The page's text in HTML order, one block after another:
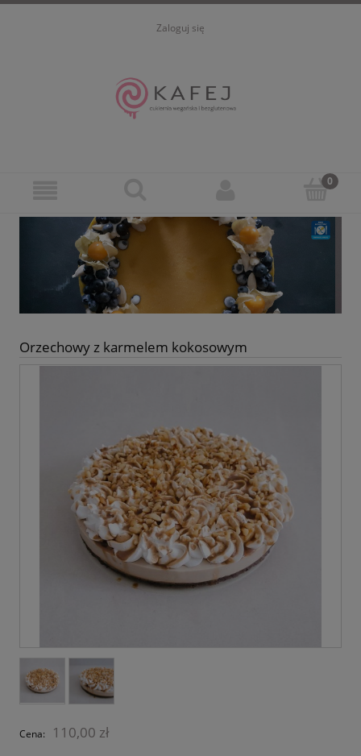
Zaloguj się
Orzechowy z karmelem kokosowym
Cena: 110,00 zł